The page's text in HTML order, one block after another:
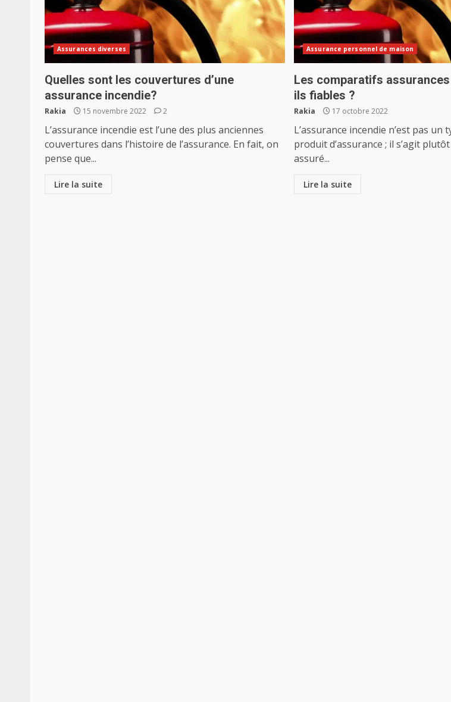
Assurances diverses
Quelles sont les couvertures d’une
assurance incendie?
Rakia 15 novembre 2022 2
L’assurance incendie est l’une des plus anciennes
couvertures dans l’histoire de l’assurance. En fait, on
pense que...
Lire la suite
Assurance personnel de maison
Les comparatifs
ils fiables ?
Rakia 17 octobre 2022
L’assurance incendie n’est pas un
produit d’assurance ; il s’agit
assuré...
Lire la suite